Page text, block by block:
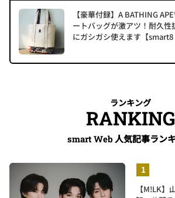
【豪華付録】A BATHING
ートバッグが激アツ！耐久性
にガシガシ使えます【smart8
ランキング
RANKING
smart Web 人気記事ラン
【M!LK】